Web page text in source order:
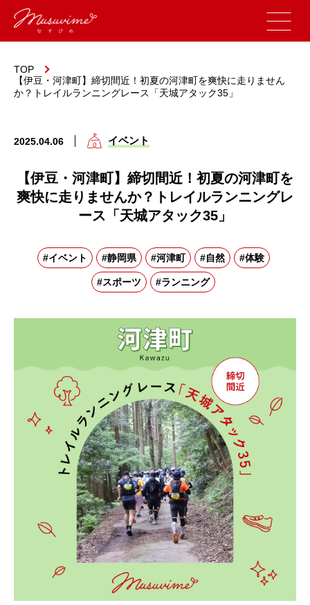
TOP
【伊豆・河津町】締切間近！初夏の河津町を爽快に走りません
か？トレイルランニングレース「天城アタック35」
2025.04.06 イベント
【伊豆・河津町】締切間近！初夏の河津町を
爽快に走りませんか？トレイルランニングレ
ース「天城アタック35」
#イベント #静岡県 #河津町 #自然 #体験
#スポーツ #ランニング